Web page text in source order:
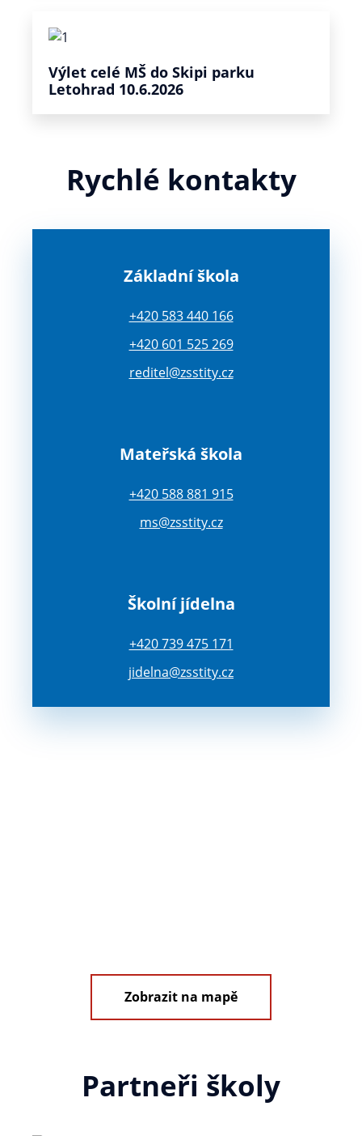
Výlet celé MŠ do Skipi parku
Letohrad 10.6.2026
Rychlé kontakty
Základní škola
+420 583 440 166
+420 601 525 269
reditel@zsstity.cz
Mateřská škola
+420 588 881 915
ms@zsstity.cz
Školní jídelna
+420 739 475 171
jidelna@zsstity.cz
Zobrazit na mapě
Partneři školy